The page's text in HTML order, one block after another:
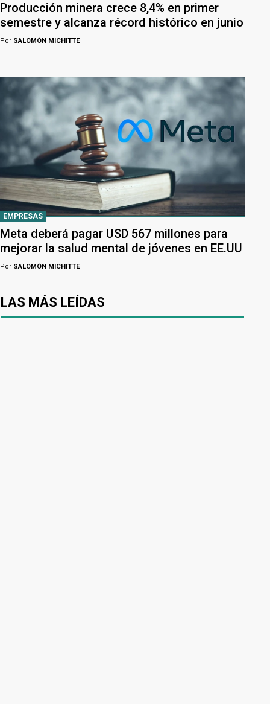
Producción minera crece 8,4% en primer
semestre y alcanza récord histórico en junio
Por SALOMÓN MICHITTE
EMPRESAS
Meta deberá pagar USD 567 millones para
mejorar la salud mental de jóvenes en EE.UU
Por SALOMÓN MICHITTE
LAS MÁS LEÍDAS